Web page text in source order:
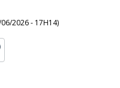
2026 - 17H14)